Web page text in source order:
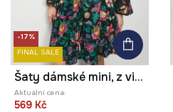
-17%
FINAL SALE
Šaty dámské mini, z viskózy, se vzorem
Aktuální cena:
569 Kč